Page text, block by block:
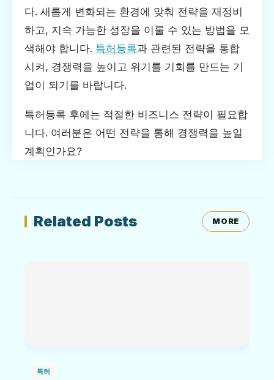
다. 새롭게 변화되는 환경에 맞춰 전략을 재정비
하고, 지속 가능한 성장을 이룰 수 있는 방법을 모
색해야 합니다. 특허등록과 관련된 전략을 통합
시켜, 경쟁력을 높이고 위기를 기회를 만드는 기
업이 되기를 바랍니다.
특허등록 후에는 적절한 비즈니스 전략이 필요합
니다. 여러분은 어떤 전략을 통해 경쟁력을 높일
계획인가요?
Related Posts MORE
특허